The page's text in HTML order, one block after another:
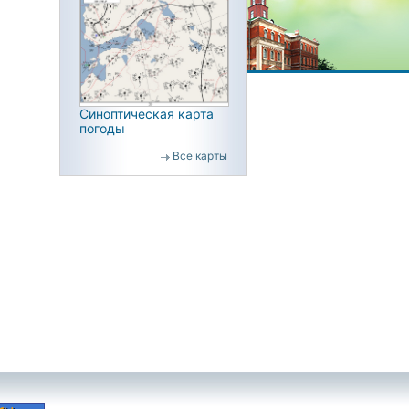
Синоптическая карта
погоды
Все карты